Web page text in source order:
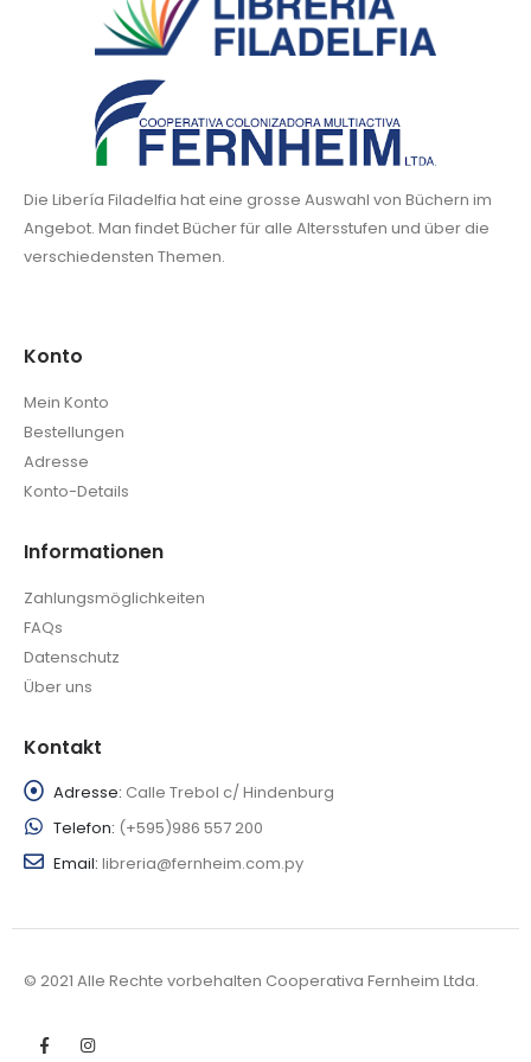
Die Libería Filadelfia hat eine grosse Auswahl von Büchern im
Angebot. Man findet Bücher für alle Altersstufen und über die
verschiedensten Themen.
Konto
Mein Konto
Bestellungen
Adresse
Konto-Details
Informationen
Zahlungsmöglichkeiten
FAQs
Datenschutz
Über uns
Kontakt
Adresse: Calle Trebol c/ Hindenburg
Telefon: (+595)986 557 200
Email: libreria@fernheim.com.py
© 2021 Alle Rechte vorbehalten Cooperativa Fernheim Ltda.